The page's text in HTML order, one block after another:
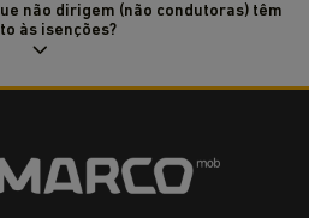
não dirigem (não condutoras) têm
às isenções?